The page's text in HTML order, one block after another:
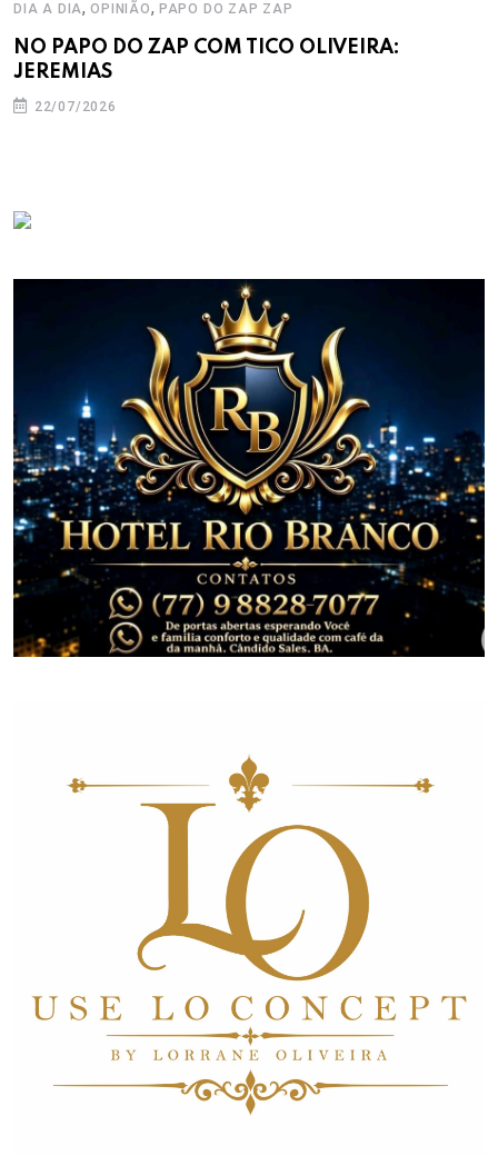
DIA A DIA,OPINIÃO, PAPO DO ZAP ZAP
NO PAPO DO ZAP COM TICO OLIVEIRA:
JEREMIAS
22/07/2026